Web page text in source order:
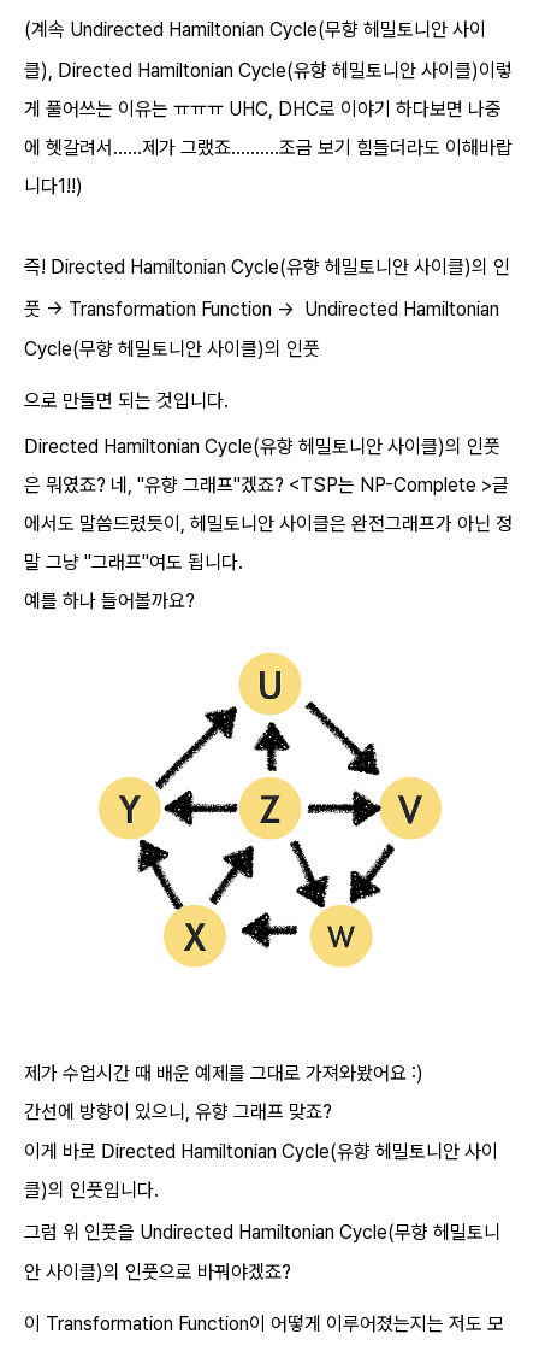
(계속 Undirected Hamiltonian Cycle(무향 헤밀토니안 사이
클), Directed Hamiltonian Cycle(유향 헤밀토니안 사이클)이렇
게 풀어쓰는 이유는 ㅠㅠㅠ UHC, DHC로 이야기 하다보면 나중
에 헷갈려서......제가 그랬죠..........조금 보기 힘들더라도 이해바랍
니다1!!)
즉! Directed Hamiltonian Cycle(유향 헤밀토니안 사이클)의 인
풋 -> Transformation Function -> Undirected Hamiltonian
Cycle(무향 헤밀토니안 사이클)의 인풋
으로 만들면 되는 것입니다.
Directed Hamiltonian Cycle(유향 헤밀토니안 사이클)의 인풋
은 뭐였죠? 네, "유향 그래프"겠죠? <TSP는 NP-Complete >글
에서도 말씀드렸듯이, 헤밀토니안 사이클은 완전그래프가 아닌 정
말 그냥 "그래프"여도 됩니다.
예를 하나 들어볼까요?
제가 수업시간 때 배운 예제를 그대로 가져와봤어요 :)
간선에 방향이 있으니, 유향 그래프 맞죠?
이게 바로 Directed Hamiltonian Cycle(유향 헤밀토니안 사이
클)의 인풋입니다.
그럼 위 인풋을 Undirected Hamiltonian Cycle(무향 헤밀토니
안 사이클)의 인풋으로 바꿔야겠죠?
이 Transformation Function이 어떻게 이루어졌는지는 저도 모